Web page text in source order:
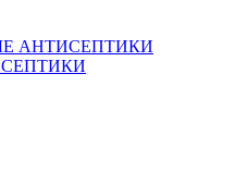
АНТИСЕПТИКИ